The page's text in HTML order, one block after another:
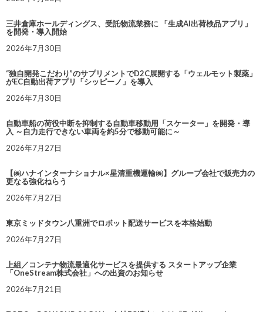
三井倉庫ホールディングス、受託物流業務に 「生成AI出荷検品アプリ」
を開発・導入開始
2026年7月30日
“独自開発こだわり”のサプリメントでD2C展開する「ウェルモット製薬」
がEC自動出荷アプリ「シッピーノ」を導入
2026年7月30日
自動車船の荷役中断を抑制する自動車移動用「スケーター」を開発・導
入 ～自力走行できない車両を約5分で移動可能に～
2026年7月27日
【㈱ハナインターナショナル×星清重機運輸㈱】グループ会社で販売力の
更なる強化ねらう
2026年7月27日
東京ミッドタウン八重洲でロボット配送サービスを本格始動
2026年7月27日
上組／コンテナ物流最適化サービスを提供する スタートアップ企業
「OneStream株式会社」への出資のお知らせ
2026年7月21日